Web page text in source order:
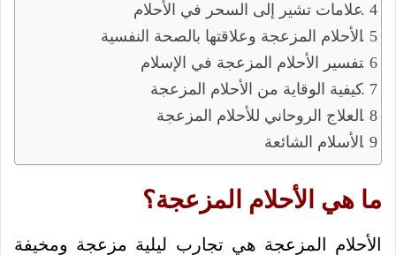
علامات تشير إلى السحر في الأحلام
الأحلام المزعجة وعلاقتها بالصحة النفسية
تفسير الأحلام المزعجة في الإسلام
كيفية الوقاية من الأحلام المزعجة
العلاج الروحاني للأحلام المزعجة
الأسلام الشائعة
ما هي الأحلام المزعجة؟
الأحلام المزعجة هي تجارب ليلية مزعجة ومخيفة